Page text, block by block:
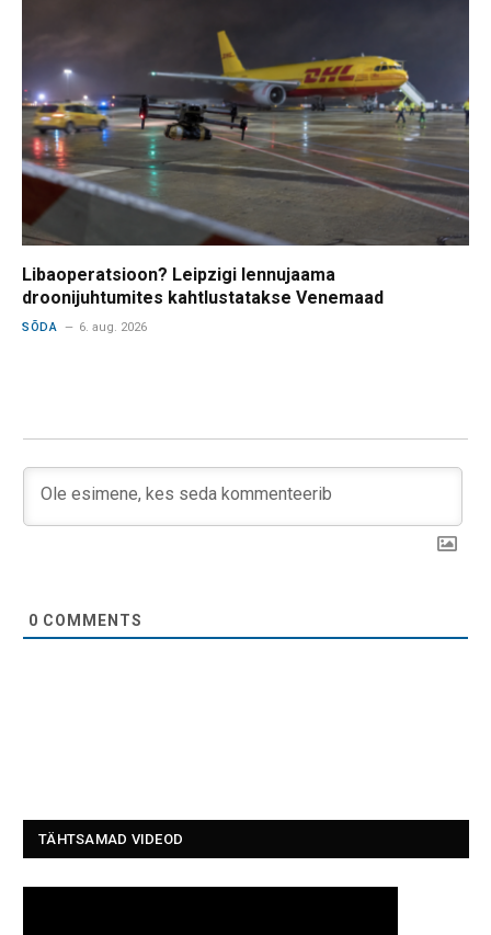
Libaoperatsioon? Leipzigi lennujaama
droonijuhtumites kahtlustatakse Venemaad
SÕDA 6. aug. 2026
0 COMMENTS
TÄHTSAMAD VIDEOD